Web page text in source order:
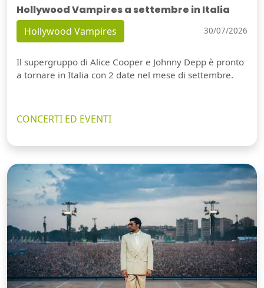
Hollywood Vampires a settembre in Italia
Hollywood Vampires 30/07/2026
Il supergruppo di Alice Cooper e Johnny Depp è pronto
a tornare in Italia con 2 date nel mese di settembre.
CONCERTI ED EVENTI